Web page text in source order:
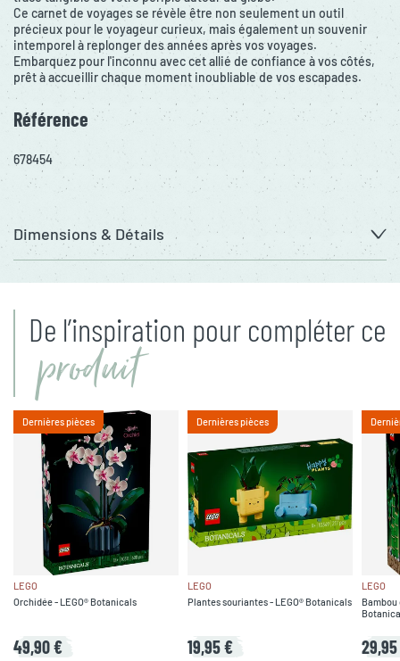
Ce carnet de voyages se révèle être non seulement un outil
précieux pour le voyageur curieux, mais également un souvenir
intemporel à replonger des années après vos voyages.
Embarquez pour l'inconnu avec cet allié de confiance à vos côtés,
prêt à accueillir chaque moment inoubliable de vos escapades.
Référence
678454
Dimensions & Détails
De l’inspiration pour compléter ce
produit
Dernières pièces
LEGO
Orchidée - LEGO® Botanicals
49,90 €
Dernières pièces
LEGO
Plantes souriantes - LEGO® Botanicals
19,95 €
LEGO
Bambou